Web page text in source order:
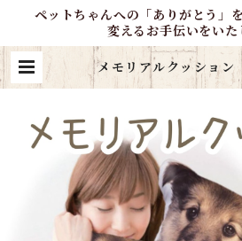
ペットちゃんへの「ありがとう」
変えるお手伝いをいた
メモリアルクッショ
（背面名入れタイプ）